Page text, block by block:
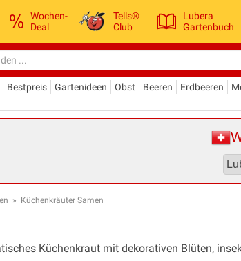
Wochen-
Deal
Tells®
Club
Lubera
Gartenbuch
Bestpreis Gartenideen Obst Beeren Erdbeeren
» Küchenkräuter Samen
Küchenkraut mit dekorativen Blüten,